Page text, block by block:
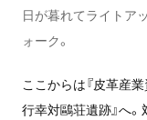
日が暮れてライトア
ォーク。
ここからは『皮革産
行幸対鷗荘遺跡』へ